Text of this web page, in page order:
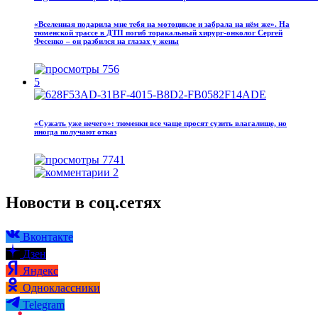
«Вселенная подарила мне тебя на мотоцикле и забрала на нём же». На
тюменской трассе в ДТП погиб торакальный хирург-онколог Сергей
Фесенко – он разбился на глазах у жены
756
5
«Сужать уже нечего»: тюменки все чаще просят сузить влагалище, но
иногда получают отказ
7741
2
Новости в соц.сетях
Вконтакте
Дзен
Яндекс
Одноклассники
Telegram